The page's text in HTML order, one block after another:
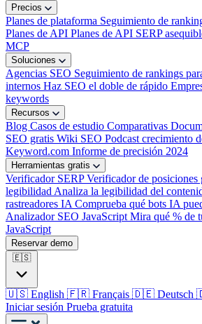
Precios
Planes de plataforma Seguimiento de
Planes de API Planes de API SERP
MCP
Soluciones
Agencias SEO Seguimiento de rankings
internos Haz SEO el doble de rápido
keywords
Recursos
Blog Casos de estudio Comparativas
SEO gratis Wiki SEO Podcast crecimiento
Keyword.com Informe de precisión 2024
Herramientas gratis
Verificador SERPVerificador de posiciones
legibilidad Analiza la legibilidad del
rastreadores IA Comprueba qué bots IA
Analizador SEO JavaScript Mira qué % de
JavaScript
Reservar demo
🇪🇸
🇺🇸 English 🇫🇷 Français 🇩🇪 Deutsch
Iniciar sesión Prueba gratuita